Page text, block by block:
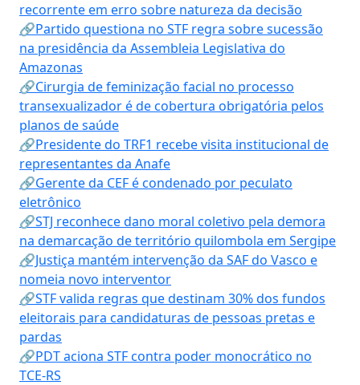
recorrente em erro sobre natureza da decisão
🔗Partido questiona no STF regra sobre sucessão
na presidência da Assembleia Legislativa do
Amazonas
🔗Cirurgia de feminização facial no processo
transexualizador é de cobertura obrigatória pelos
planos de saúde
🔗Presidente do TRF1 recebe visita institucional de
representantes da Anafe
🔗Gerente da CEF é condenado por peculato
eletrônico
🔗STJ reconhece dano moral coletivo pela demora
na demarcação de território quilombola em Sergipe
🔗Justiça mantém intervenção da SAF do Vasco e
nomeia novo interventor
🔗STF valida regras que destinam 30% dos fundos
eleitorais para candidaturas de pessoas pretas e
pardas
🔗PDT aciona STF contra poder monocrático no
TCE-RS